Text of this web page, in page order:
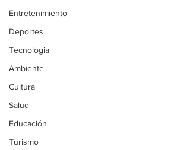
Entretenimiento
Deportes
Tecnologia
Ambiente
Cultura
Salud
Educación
Turismo